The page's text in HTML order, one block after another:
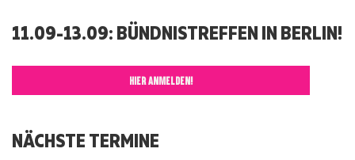
11.09-13.09: BÜNDNISTREFFEN IN BERLIN!
HIER ANMELDEN!
NÄCHSTE TERMINE